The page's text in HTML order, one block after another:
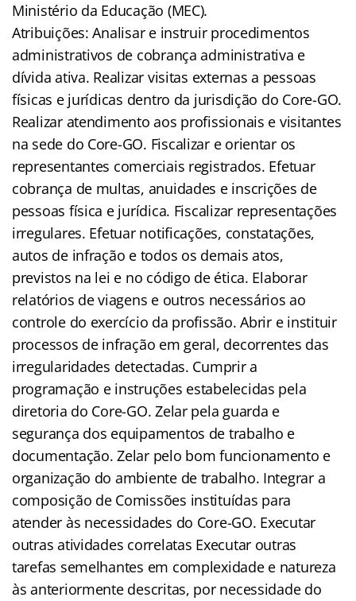
Ministério da Educação (MEC).
Atribuições: Analisar e instruir procedimentos
administrativos de cobrança administrativa e
dívida ativa. Realizar visitas externas a pessoas
físicas e jurídicas dentro da jurisdição do Core-GO.
Realizar atendimento aos profissionais e visitantes
na sede do Core-GO. Fiscalizar e orientar os
representantes comerciais registrados. Efetuar
cobrança de multas, anuidades e inscrições de
pessoas física e jurídica. Fiscalizar representações
irregulares. Efetuar notificações, constatações,
autos de infração e todos os demais atos,
previstos na lei e no código de ética. Elaborar
relatórios de viagens e outros necessários ao
controle do exercício da profissão. Abrir e instituir
processos de infração em geral, decorrentes das
irregularidades detectadas. Cumprir a
programação e instruções estabelecidas pela
diretoria do Core-GO. Zelar pela guarda e
segurança dos equipamentos de trabalho e
documentação. Zelar pelo bom funcionamento e
organização do ambiente de trabalho. Integrar a
composição de Comissões instituídas para
atender às necessidades do Core-GO. Executar
outras atividades correlatas Executar outras
tarefas semelhantes em complexidade e natureza
às anteriormente descritas, por necessidade do